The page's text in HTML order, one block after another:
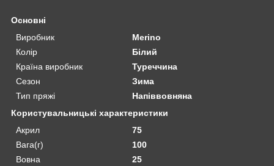
Основні
Виробник
Merino
Колір
Білий
Країна виробник
Туреччина
Сезон
Зима
Тип пряжі
Напіввовняна
Користувальницькі характеристики
Акрил
75
Вага(г)
100
Вовна
25